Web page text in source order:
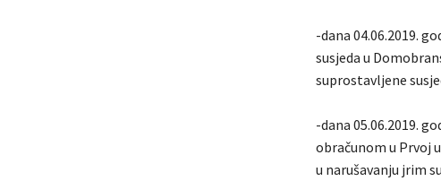
-dana 04.06.2019.
susjeda u
suprostavljene
-dana 05.06.2019.
obračunom u Prvoj
u narušavanju jrim